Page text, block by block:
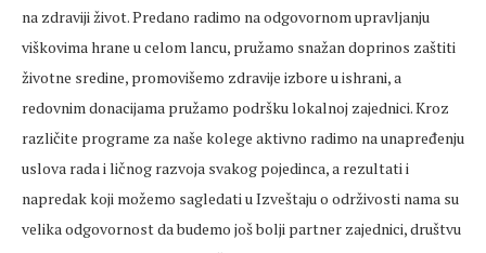
na zdraviji život. Predano radimo na odgovornom upravljanju
viškovima hrane u celom lancu, pružamo snažan doprinos zaštiti
životne sredine, promovišemo zdravije izbore u ishrani, a
redovnim donacijama pružamo podršku lokalnoj zajednici. Kroz
različite programe za naše kolege aktivno radimo na unapređenju
uslova rada i ličnog razvoja svakog pojedinca, a rezultati i
napredak koji možemo sagledati u Izveštaju o održivosti nama su
velika odgovornost da budemo još bolji partner zajednici, društvu